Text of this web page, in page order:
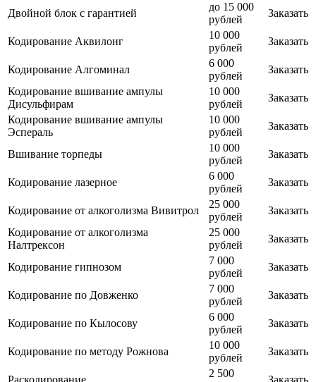
Двойной блок с гарантией
до 15 000
рублей
Заказать
Кодирование Аквилонг
10 000
рублей
Заказать
Кодирование Алгоминал
6 000
рублей
Заказать
Кодирование вшивание ампулы
Дисульфирам
10 000
рублей
Заказать
Кодирование вшивание ампулы
Эспераль
10 000
рублей
Заказать
Вшивание торпеды
10 000
рублей
Заказать
Кодирование лазерное
6 000
рублей
Заказать
Кодирование от алкоголизма Вивитрол
25 000
рублей
Заказать
Кодирование от алкоголизма
Налтрексон
25 000
рублей
Заказать
Кодирование гипнозом
7 000
рублей
Заказать
Кодирование по Довженко
7 000
рублей
Заказать
Кодирование по Кылосову
6 000
рублей
Заказать
Кодирование по методу Рожнова
10 000
рублей
Заказать
2 500